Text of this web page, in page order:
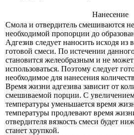
Нанесение
Смола и отвердитель смешиваются
необходимой пропорции до
Адгезив следует наносить исходя из
готовой смеси. По истечении
становится желеобразным и не
использоваться. Поэтому следует
необходимое для нанесения
Время жизни адгезива зависит от
смешиваемой порции. С
температуры уменьшается время
температуры продлевают время
отвердителя вязкость смеси будет
станет хрупкой.